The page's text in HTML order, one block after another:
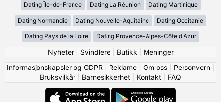
Dating Île-de-France Dating La Réunion Dating Martinique
Dating Normandie Dating Nouvelle-Aquitaine Dating Occitanie
Dating Pays de la Loire Dating Provence-Alpes-Côte d Azur
Nyheter| Svindlere| Butikk
Meninger
Informasjonskapsler og GDPR
Reklame| Om oss| Personvern|
Bruksvilkår
Barnesikkerhet Kontakt FAQ